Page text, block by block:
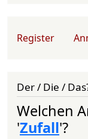
User account
Register
Der / Die /
Welchen
'Zufall'?